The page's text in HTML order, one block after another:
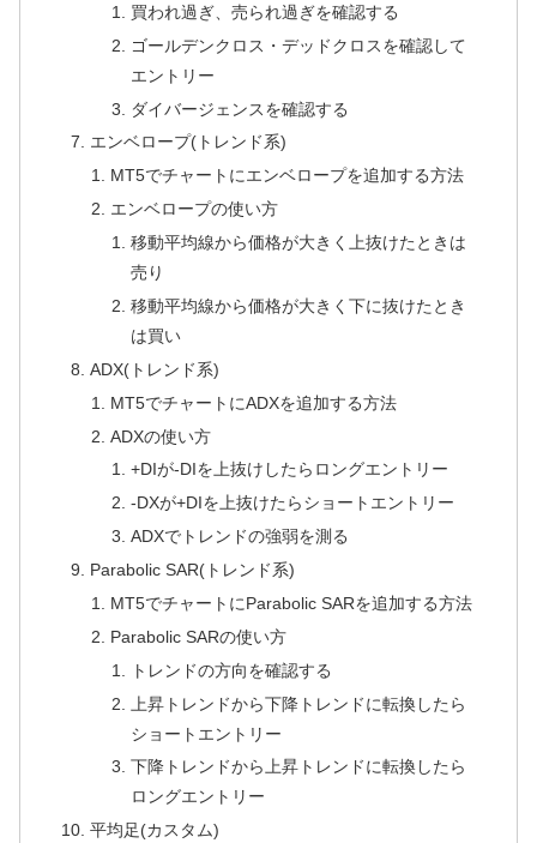
買われ過ぎ、売られ過ぎを確認する
ゴールデンクロス・デッドクロスを確認して
エントリー
ダイバージェンスを確認する
エンベロープ(トレンド系)
MT5でチャートにエンベロープを追加する方法
エンベロープの使い方
移動平均線から価格が大きく上抜けたときは
売り
移動平均線から価格が大きく下に抜けたとき
は買い
ADX(トレンド系)
MT5でチャートにADXを追加する方法
ADXの使い方
+DIが-DIを上抜けしたらロングエントリー
-DXが+DIを上抜けたらショートエントリー
ADXでトレンドの強弱を測る
Parabolic SAR(トレンド系)
MT5でチャートにParabolic SARを追加する方法
Parabolic SARの使い方
トレンドの方向を確認する
上昇トレンドから下降トレンドに転換したら
ショートエントリー
下降トレンドから上昇トレンドに転換したら
ロングエントリー
平均足(カスタム)